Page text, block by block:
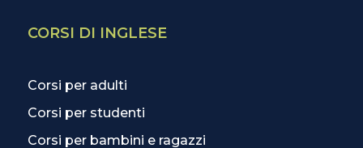
CORSI DI INGLESE
Corsi per adulti
Corsi per studenti
Corsi per bambini e ragazzi